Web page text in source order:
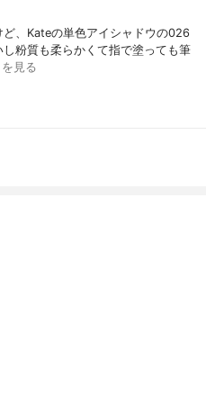
、Kateの単色アイシャドウの026
粉質も柔らかくて指で塗っても筆
見る